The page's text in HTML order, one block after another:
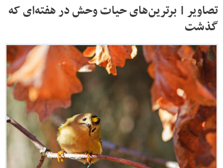
تصاویر | برترین‌های حیات وحش در هفته‌ای که
گذشت